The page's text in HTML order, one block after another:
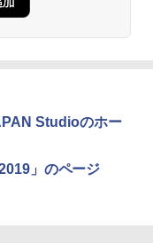
Studioのホー
」のページ